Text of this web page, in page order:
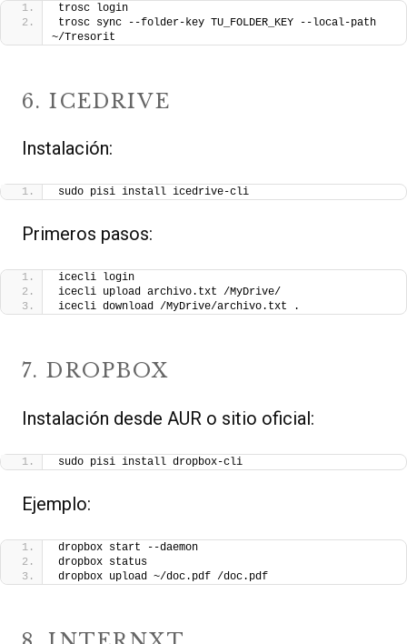
trosc login
trosc sync --folder-key TU_FOLDER_KEY --local-path
~/Tresorit
6. ICEDRIVE
Instalación:
sudo pisi install icedrive-cli
Primeros pasos:
icecli login
icecli upload archivo.txt /MyDrive/
icecli download /MyDrive/archivo.txt .
7. DROPBOX
Instalación desde AUR o sitio oficial:
sudo pisi install dropbox-cli
Ejemplo:
dropbox start --daemon
dropbox status
dropbox upload ~/doc.pdf /doc.pdf